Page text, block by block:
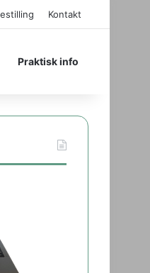
Kontakt
Praktisk info